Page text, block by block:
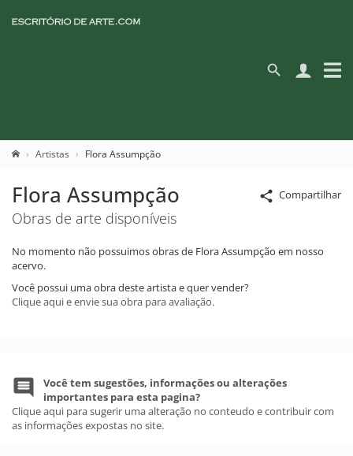
Artistas Flora Assumpção
Compartilhar
Flora Assumpção
Obras de arte disponíveis
No momento não possuimos obras de Flora Assumpção em nosso
acervo.
Você possui uma obra deste artista e quer vender?
Clique aqui e envie sua obra para avaliação.
Você tem sugestões, informações ou alterações
importantes para esta pagina?
Clique aqui para sugerir uma alteração no conteudo e contribuir com
as informações expostas no site.